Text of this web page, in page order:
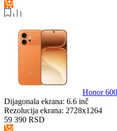
Honor
Dijagonala ekrana: 6.6 inč
Rezolucija ekrana: 2728x1264
59 390 RSD